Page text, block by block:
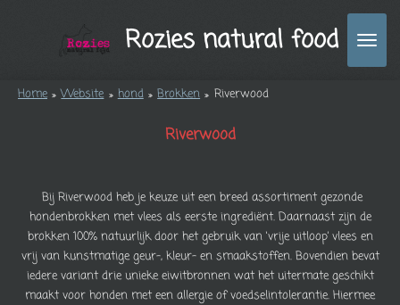
hoofdinhoud
Rozies natural food
Home » Website » hond » Brokken » Riverwood
Riverwood
Bij Riverwood heb je keuze uit een breed assortiment gezonde
hondenbrokken met vlees als eerste ingrediënt. Daarnaast zijn de
brokken 100% natuurlijk door het gebruik van ‘vrije uitloop’ vlees en
vrij van kunstmatige geur-, kleur- en smaakstoffen. Bovendien bevat
iedere variant drie unieke eiwitbronnen wat het uitermate geschikt
maakt voor honden met een allergie of voedselintolerantie. Hiermee